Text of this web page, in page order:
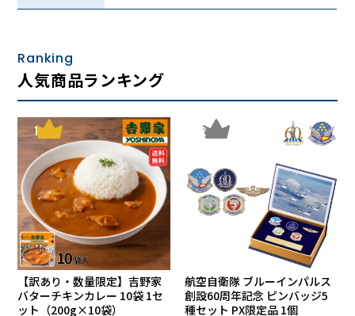
■歩きやすいアウトソール
【歩く動作を助けるローリングソール設計】
Ranking
人気商品ランキング
1
【訳あり・数量限定】吉野家
バターチキンカレー 10袋 1セ
ット（200g×10袋）
2
航空自衛隊 ブルーインパルス
創設60周年記念 ピンバッジ5
種セット PX限定品 1個